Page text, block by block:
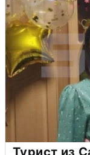
Турист из